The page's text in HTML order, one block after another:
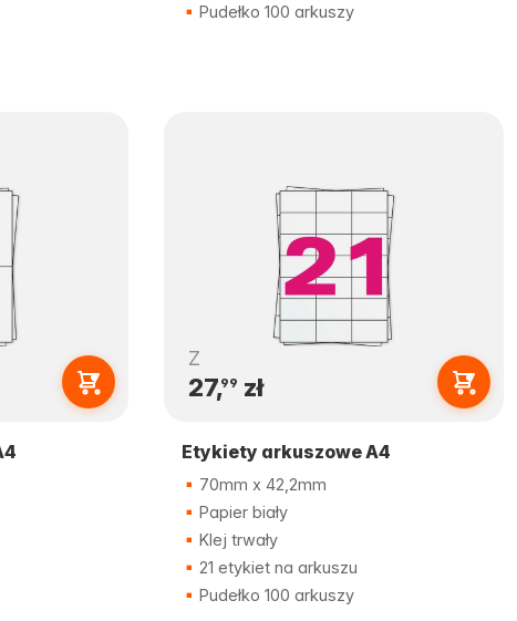
Pudełko 100 arkuszy
Z
27,99 zł
Etykiety arkuszowe A4
70mm x 42,2mm
Papier biały
Klej trwały
21 etykiet na arkuszu
Pudełko 100 arkuszy